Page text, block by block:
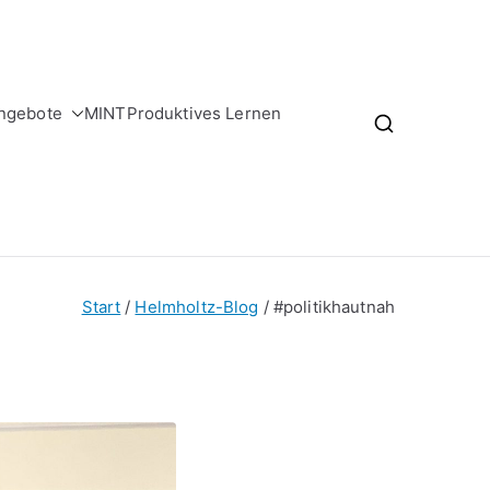
MINTProduktives Lernen
Start Helmholtz-Blog #politikhautnah